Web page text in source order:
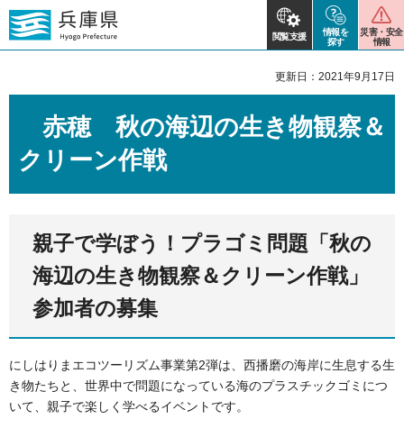
閲覧支援
情報を
探す
災害・安全
情報
更新日：2021年9月17日
赤穂 秋の海辺の生き物観察＆
クリーン作戦
親子で学ぼう！プラゴミ問題「秋の
海辺の生き物観察＆クリーン作戦」
参加者の募集
にしはりまエコツーリズム事業第2弾は、西播磨の海岸に生息する生
き物たちと、世界中で問題になっている海のプラスチックゴミにつ
いて、親子で楽しく学べるイベントです。